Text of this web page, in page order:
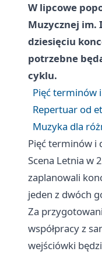
W lipcowe
Muzycznej im.
dziesięciu
potrzebne
cyklu.
Pięć terminów
Repertuar od
Muzyka dla
Pięć terminów i
Scena Letnia w
zaplanowali
jeden z dwóch
Za
współpracy z
wejściówki